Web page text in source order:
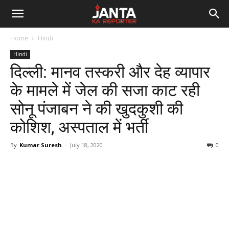
Janta
Reporter
Home Hindi
Hindi
दिल्ली: मानव तस्करी और देह व्यापार
के मामले में जेल की सजा काट रही
सोनू पंजाबन ने की खुदकुशी की
कोशिश, अस्पताल में भर्ती
By Kumar Suresh - July 18, 2020 0